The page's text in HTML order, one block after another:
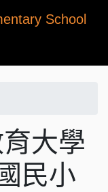
School
大學
民小